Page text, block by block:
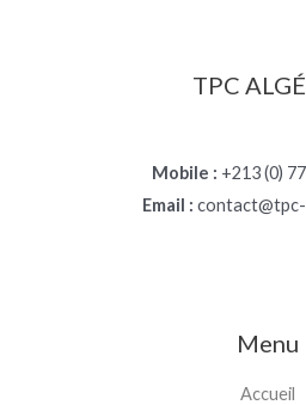
TPC
Mobile : +213 (0)
Email :
Menu
Accueil